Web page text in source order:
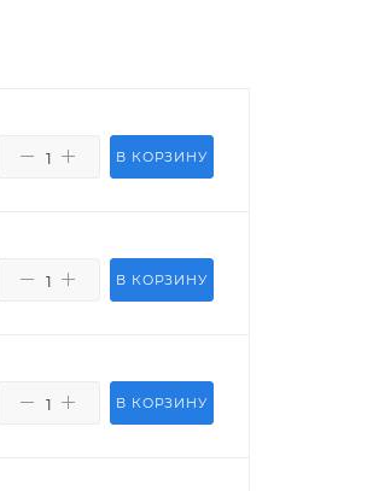
В КОРЗИНУ
В КОРЗИНУ
В КОРЗИНУ